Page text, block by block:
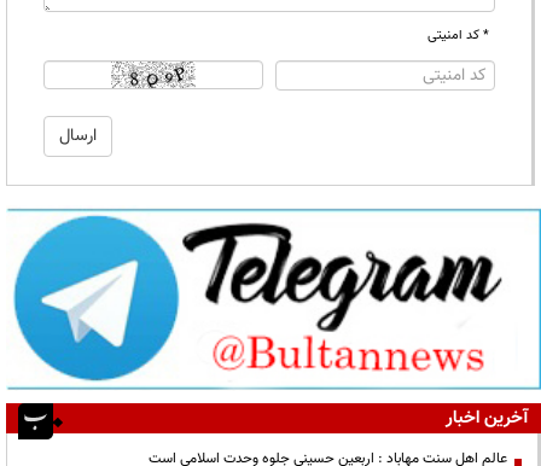
* کد امنیتی
آخرین اخبار
عالم اهل سنت مهاباد : اربعین حسینی جلوه وحدت اسلامی است